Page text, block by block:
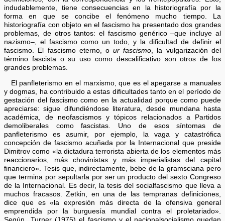
indudablemente, tiene consecuencias en la historiografía por la
forma en que se concibe el fenómeno mucho tiempo. La
historiografía con objeto en el fascismo ha presentado dos grandes
problemas, de otros tantos: el fascismo genérico –que incluye al
nazismo–, el fascismo como un todo, y la dificultad de definir el
fascismo. El fascismo eterno, our fascismo, la vulgarización del
término fascista o su uso como descalificativo son otros de los
grandes problemas.
El panfleterismo en el marxismo, que es el apegarse a manuales
y dogmas, ha contribuido a estas dificultades tanto en el período de
gestación del fascismo como en la actualidad porque como puede
apreciarse: sigue difundiéndose literatura, desde mundana hasta
académica, de neofascismos y tópicos relacionados a Partidos
demoliberales como fascistas. Uno de esos síntomas de
panfleterismo es asumir, por ejemplo, la vaga y catastrófica
concepción de fascismo acuñada por la Internacional que preside
Dimitrov como «la dictadura terrorista abierta de los elementos más
reaccionarios, más chovinistas y más imperialistas del capital
financiero». Tesis que, indirectamente, bebe de la gramsciana pero
que termina por sepultarla por ser un producto del sexto Congreso
de la Internacional. Es decir, la tesis del socialfascismo que lleva a
muchos fracasos. Zetkin, en una de las tempranas definiciones,
dice que es «la expresión más directa de la ofensiva general
emprendida por la burguesía mundial contra el proletariado».